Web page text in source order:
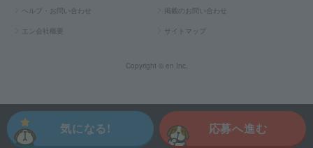
応募へ進む
気になる!
ヘルプ・お問い合わせ 掲載のお問い合わせ
エン会社概要 サイトマップ
Copyright © en Inc.